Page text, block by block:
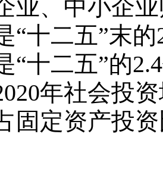
业、中小企
“十二五”末
“十二五”的
年社会投
固定资产投